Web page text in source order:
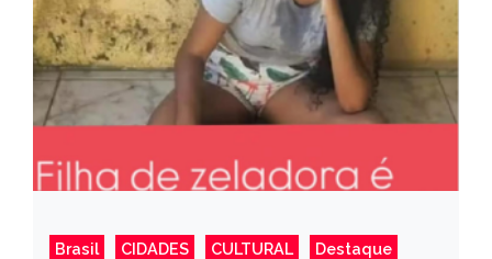
Brasil CIDADES CULTURAL Destaque